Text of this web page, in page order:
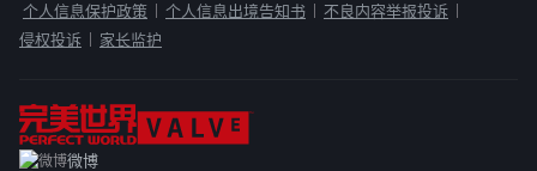
个人信息保护政策 个人信息出境告知书 不良内容举报投诉
侵权投诉 家长监护
微博